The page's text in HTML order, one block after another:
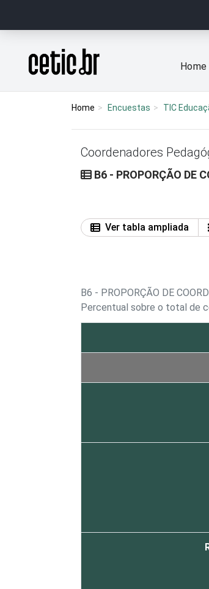
Página inicial
Home
Home Encuestas TIC
Coordenadores
B6 - PROPORÇÃO DE
Ver tabla ampliada
B6 - PROPORÇÃO DE
Percentual sobre o total de